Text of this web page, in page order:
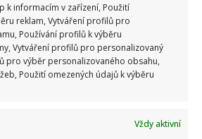
k informacím v zařízení, Použití
reklam, Vytváření profilů pro
Používání profilů k výběru
Vytváření profilů pro personalizovaný
pro výběr personalizovaného obsahu,
Použití omezených údajů k výběru
Vždy aktivní
aby se na Babiše snesla další
kde se koupe